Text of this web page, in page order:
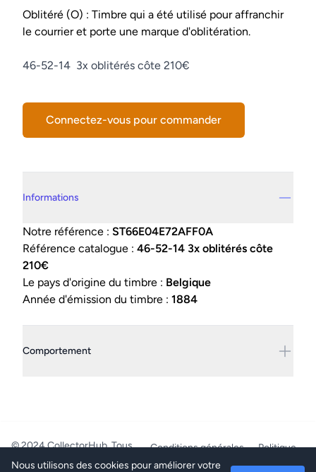
Nous utilisons des cookies pour améliorer votre
Conditions
Oblitéré (O) : Timbre qui a été utilisé pour affranchir
le courrier et porte une marque d'oblitération.
Description
46-52-14 3x oblitérés côte 210€
Connectez-vous pour commander
Informations
Notre référence : ST66E04E72AFF0A
Référence catalogue : 46-52-14 3x oblitérés côte
210€
Le pays d'origine du timbre : Belgique
Année d'émission du timbre : 1884
Comportement
© 2024 CollectorHub. Tous
droits réservés.
Conditions générales
Politique
de confidentialité